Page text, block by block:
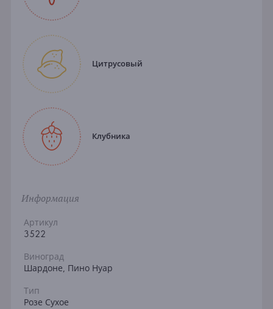
Цитрусовый
Клубника
Информация
Артикул
3522
Виноград
Шардоне, Пино Нуар
Тип
Розе Сухое